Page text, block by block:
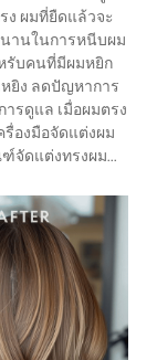
ง ผมที่ยืดแล้วจะ
านในการหนีบผม
รับคนที่มีผมหยิก
ยิง ลดปัญหาการ
รดูแล เมื่อผมตรง
องมือจัดแต่งผม
จัดแต่งทรงผม...